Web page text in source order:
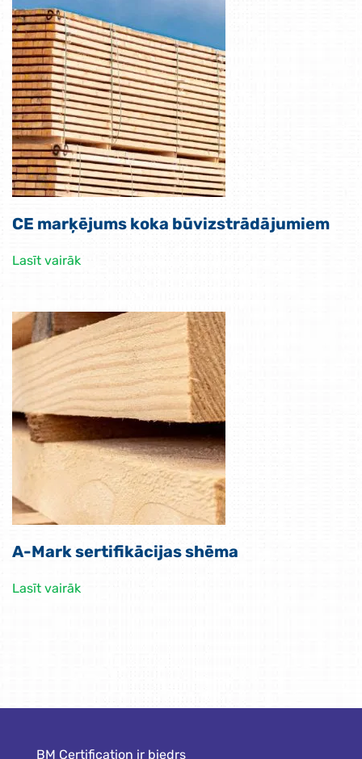
CE marķējums koka būvizstrādājumiem
Lasīt vairāk
A-Mark sertifikācijas shēma
Lasīt vairāk
BM Certification ir biedrs